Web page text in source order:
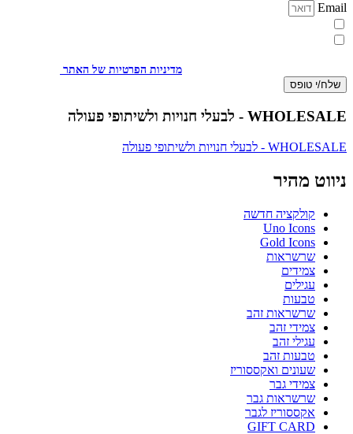
Email
מדיניות הפרטיות של האתר
שלח/י טופס
WHOLESALE - לבעלי חנויות ולשיתופי פעולה
WHOLESALE - לבעלי חנויות ולשיתופי פעולה
ניווט מהיר
קולקציה חדשה
Uno Icons
Gold Icons
שרשראות
צמידים
עגילים
טבעות
שרשראות זהב
צמידי זהב
עגילי זהב
טבעות זהב
שעונים ואקססוריז
צמידי גבר
שרשראות גבר
אקססוריז לגבר
GIFT CARD